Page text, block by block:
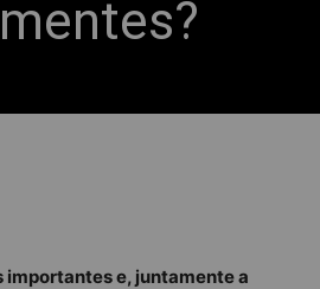
importantes e, juntamente a